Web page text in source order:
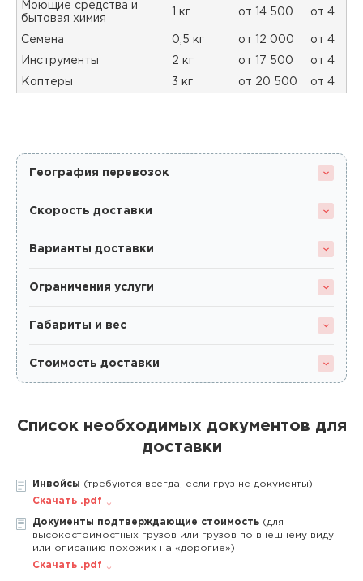
Моющие средства и
бытовая химия
1 кг от 14 500 от 4
Семена 0,5 кг от 12 000 от 4
Инструменты 2 кг от 17 500 от 4
Коптеры 3 кг от 20 500 от 4
География перевозок
Скорость доставки
Варианты доставки
Ограничения услуги
Габариты и вес
Стоимость доставки
Список необходимых документов для
доставки
Инвойсы (требуются всегда, если груз не документы)
Скачать .pdf
Документы подтверждающие стоимость (для
высокостоимостных грузов или грузов по внешнему виду
или описанию похожих на «дорогие»)
Скачать .pdf